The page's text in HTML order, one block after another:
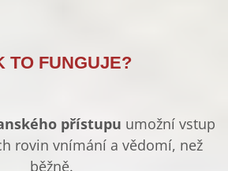
TO FUNGUJE?
přístupu umožní vstup
rovin vnímání a vědomí, než
běžně.